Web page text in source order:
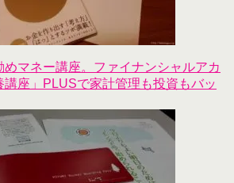
マネー講座。ファイナンシャルアカ
講座」PLUSで家計管理も投資もバッ